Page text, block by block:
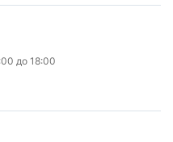
до 18:00